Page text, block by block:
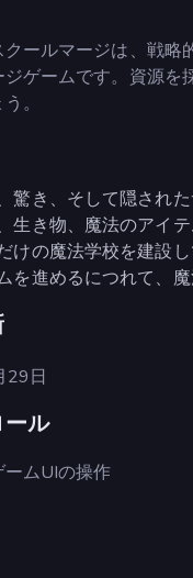
ールマージは、戦略
ジゲームです。資源
。
驚き、そして隠され
生き物、魔法のアイ
けの魔法学校を建設
を進めるにつれて、
29日
ール
ムUIの操作